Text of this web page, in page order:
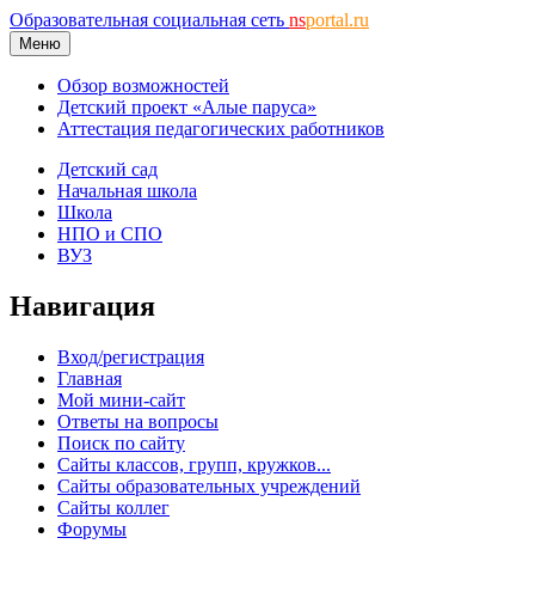
Образовательная социальная сеть nsportal.ru
Меню
Обзор возможностей
Детский проект «Алые паруса»
Аттестация педагогических работников
Детский сад
Начальная школа
Школа
НПО и СПО
ВУЗ
Навигация
Вход/регистрация
Главная
Мой мини-сайт
Ответы на вопросы
Поиск по сайту
Сайты классов, групп, кружков...
Сайты образовательных учреждений
Сайты коллег
Форумы